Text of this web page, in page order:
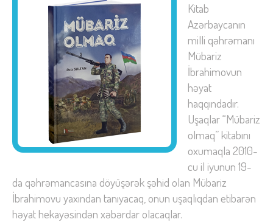
Kitab
Azərbaycanın
milli qəhrəmanı
Mübariz
İbrahimovun
həyat
haqqındadır.
Uşaqlar “Mübariz
olmaq” kitabını
oxumaqla 2010-
cu il iyunun 19-
da qəhrəmancasına döyüşərək şəhid olan Mübariz
İbrahimovu yaxından tanıyacaq, onun uşaqlıqdan etibarən
həyat hekayəsindən xəbərdar olacaqlar.